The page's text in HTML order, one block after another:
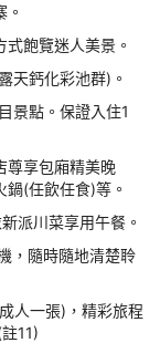
飽覽迷人美景。
天鈣化彩池群)。
景點。保證入住1
尊享包廂精美晚
(任飲任食)等。
派川菜享用午餐。
，隨時隨地清楚聆
人一張)，精彩旅程
11)